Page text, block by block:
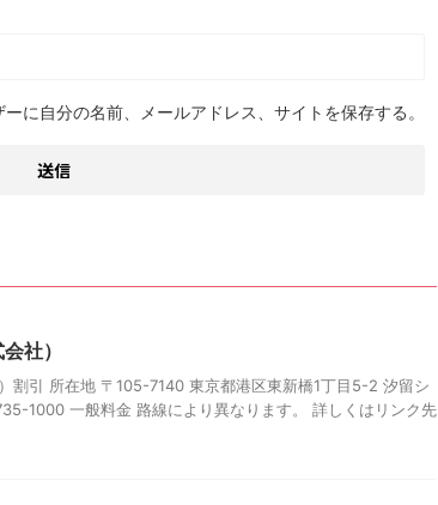
に自分の名前、メールアドレス、サイトを保存する。
社）
割引 所在地 〒105-7140 東京都港区東新橋1丁目5-2 汐留シ
1000 一般料金 路線により異なります。 詳しくはリンク先